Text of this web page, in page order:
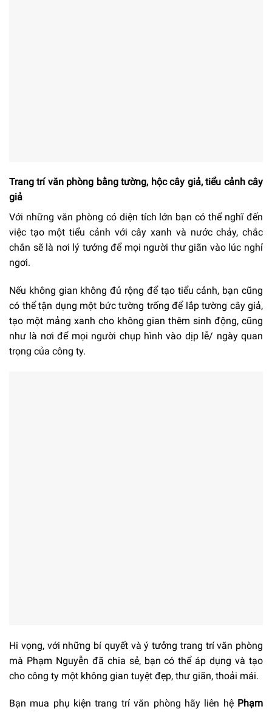
Trang trí văn phòng bằng tường, hộc cây giả, tiểu cảnh cây
giả
Với những văn phòng có diện tích lớn bạn có thể nghĩ đến
việc tạo một tiểu cảnh với cây xanh và nước chảy, chắc
chắn sẽ là nơi lý tưởng để mọi người thư giãn vào lúc nghỉ
ngơi.
Nếu không gian không đủ rộng để tạo tiểu cảnh, bạn cũng
có thể tận dụng một bức tường trống để lắp tường cây giả,
tạo một mảng xanh cho không gian thêm sinh động, cũng
như là nơi để mọi người chụp hình vào dịp lễ/ ngày quan
trọng của công ty.
Hi vọng, với những bí quyết và ý tưởng trang trí văn phòng
mà Phạm Nguyễn đã chia sẻ, bạn có thể áp dụng và tạo
cho công ty một không gian tuyệt đẹp, thư giãn, thoải mái.
Bạn mua phụ kiện trang trí văn phòng hãy liên hệ Phạm